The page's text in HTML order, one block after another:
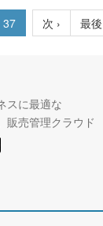
37 次 › 最
スに最適な
販売管理クラウド